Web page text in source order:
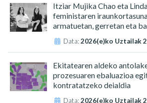
Itziar Mujika Chao eta
feministaren
armatuetan, gerretan eta
Data:2026(e)ko Uztailak
Ekitatearen aldeko
prozesuaren ebaluazioa
kontratatzeko deialdia
Data:2026(e)ko Uztailak